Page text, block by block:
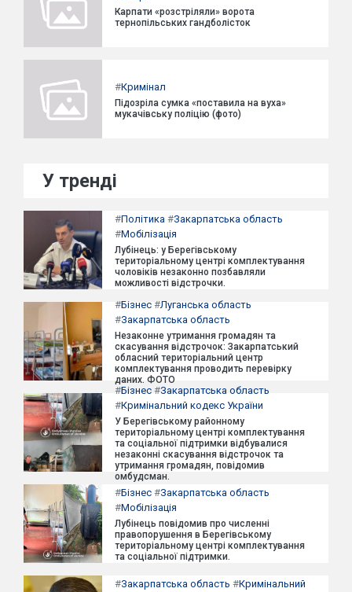
Карпати «розстріляли» ворота
тернопільських гандболісток
#Кримінал
Підозріла сумка «поставила на вуха»
мукачівську поліцію (фото)
У тренді
#Політика #Закарпатська область
#Мобілізація
Лубінець: у Берегівському
територіальному центрі комплектування
чоловіків незаконно позбавляли
можливості відстрочки.
#Бізнес #Луганська область
#Закарпатська область
Незаконне утримання громадян та
скасування відстрочок: Закарпатський
обласний територіальний центр
комплектування проводить перевірку
даних. ФОТО
#Бізнес #Закарпатська область
#Кримінальний кодекс України
У Берегівському районному
територіальному центрі комплектування
та соціальної підтримки відбувалися
незаконні скасування відстрочок та
утримання громадян, повідомив
омбудсман.
#Бізнес #Закарпатська область
#Мобілізація
Лубінець повідомив про численні
правопорушення в Берегівському
територіальному центрі комплектування
та соціальної підтримки.
#Закарпатська область #Кримінальний